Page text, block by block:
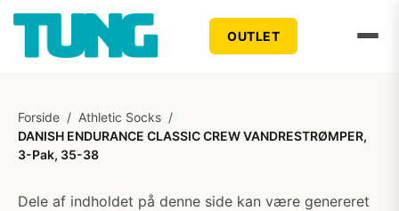
OUTLET
Forside / Athletic Socks /
DANISH ENDURANCE CLASSIC CREW VANDRESTRØMPER,
3-Pak, 35-38
Dele af indholdet på denne side kan være genereret